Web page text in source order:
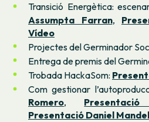
Transició Energètica:
Assumpta Farran,
Vídeo
Projectes del Germinador
Entrega de premis del
Trobada HackaSom:
Com gestionar
Romero,
Presentació Daniel Mandel